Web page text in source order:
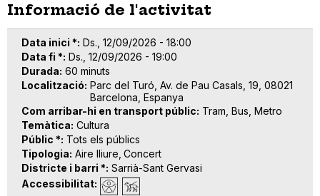
Informació de l'activitat
Data inici * Ds., 12/09/2026 - 18:00
Data fi * Ds., 12/09/2026 - 19:00
Durada 60 minuts
Localització Parc del Turó, Av. de Pau Casals, 19, 08021
Barcelona, Espanya
Com arribar-hi en transport públic Tram, Bus, Metro
Temàtica Cultura
Públic * Tots els públics
Tipologia Aire lliure Concert
Districte i barri * Sarrià-Sant Gervasi
Accessibilitat